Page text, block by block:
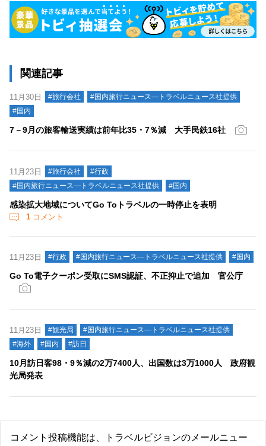
関連記事
11月30日 #旅行会社
#国内旅行ニュース―トラベルニュース社提供
#国内
7－9月の旅客輸送実績は前年比35・7％減 大手民鉄16社
11月23日 #旅行会社
#行政
#国内旅行ニュース―トラベルニュース社提供
#国内
感染拡大地域についてGo Toトラベルの一時停止を表明
1 コメント
11月23日 #行政 #国内旅行ニュース―トラベルニュース社提供 #国内
Go To電子クーポン受取にSMS認証、不正抑止で追加 官公庁
11月23日 #観光局
#国内旅行ニュース―トラベルニュース社提供
#海外
#国内 #訪日
10月訪日客98・9％減の2万7400人、出国数は3万1000人 政府観
光局発表
コメント投稿機能は、トラベルビジョンのメールニュー